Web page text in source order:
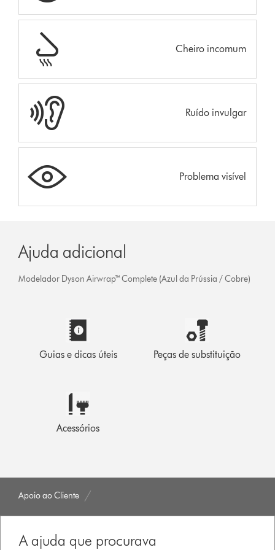
Cheiro incomum
Ruído invulgar
Problema visível
Ajuda adicional
Modelador Dyson Airwrap™ Complete (Azul da Prússia / Cobre)
Guias e dicas úteis Peças de substituição
Acessórios
Apoio ao Cliente
A ajuda que procurava